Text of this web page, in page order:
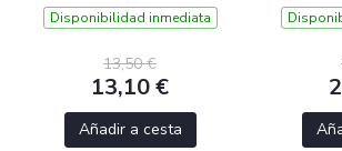
Disponibilidad inmediata
13,50 €
13,10 €
Añadir a cesta